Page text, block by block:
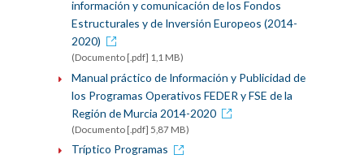
información y comunicación de los Fondos
Estructurales y de Inversión Europeos (2014-
2020)
(Documento [.pdf] 1,1 MB)
Manual práctico de Información y Publicidad de
los Programas Operativos FEDER y FSE de la
Región de Murcia 2014-2020
(Documento [.pdf] 5,87 MB)
Tríptico Programas